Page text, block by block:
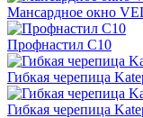
Мансардное окно
Профнастил С10
Гибкая черепица
Гибкая черепица